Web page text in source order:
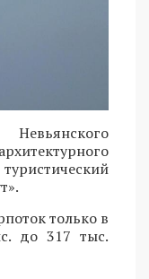
только в
до 317 тыс.